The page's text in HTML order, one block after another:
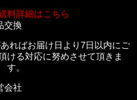
料詳細はこちら
交換
ればお届け日より7日以内にご
ける対応に努めさせて頂きま
す。
会社